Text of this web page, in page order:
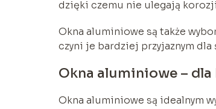
dzięki czemu nie ulegają
Okna aluminiowe są także
czyni je bardziej przyjaznym
Okna aluminiowe –
Okna aluminiowe są idealnym